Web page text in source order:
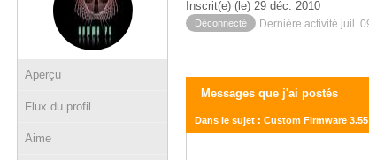
Aperçu
Flux du profil
Aime
Inscrit(e) (le) 29 déc. 2010
Déconnecté Dernière activité juil.
Messages que j'ai postés
Dans le sujet : Custom Firmware